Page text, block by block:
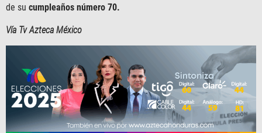
de su cumpleaños número 70.
Vía Tv Azteca México